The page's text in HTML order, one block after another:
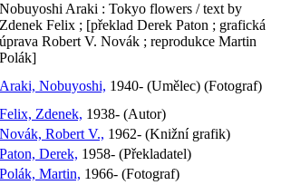
Nobuyoshi Araki : Tokyo flowers / text by
Zdenek Felix ; [překlad Derek Paton ; grafická
úprava Robert V. Novák ; reprodukce Martin
Polák]
Araki, Nobuyoshi, 1940- (Umělec) (Fotograf)
Felix, Zdenek, 1938- (Autor)
Novák, Robert V., 1962- (Knižní grafik)
Paton, Derek, 1958- (Překladatel)
Polák, Martin, 1966- (Fotograf)